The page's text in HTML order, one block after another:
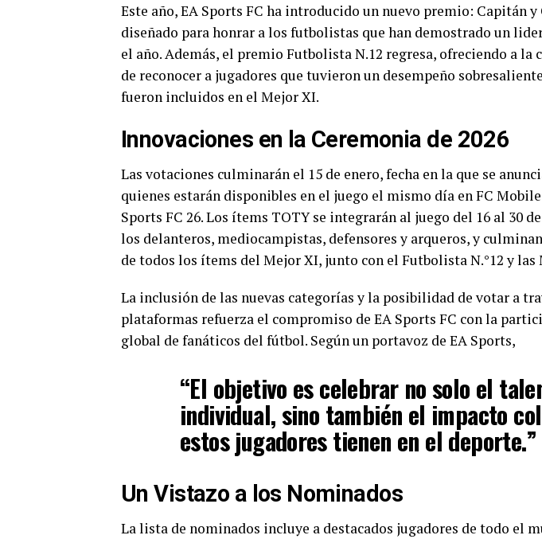
Este año, EA Sports FC ha introducido un nuevo premio: Capitán
diseñado para honrar a los futbolistas que han demostrado un
el año. Además, el premio Futbolista N.12 regresa, ofreciendo a
de reconocer a jugadores que tuvieron un desempeño
fueron incluidos en el Mejor XI.
Innovaciones en la Ceremonia de 2026
Las votaciones culminarán el 15 de enero, fecha en la que se
quienes estarán disponibles en el juego el mismo día en FC Mobile
Sports FC 26. Los ítems TOTY se integrarán al juego del 16 al 30
los delanteros, mediocampistas, defensores y arqueros, y
de todos los ítems del Mejor XI, junto con el Futbolista N.°12 y las
La inclusión de las nuevas categorías y la posibilidad de votar a
plataformas refuerza el compromiso de EA Sports FC con la
global de fanáticos del fútbol. Según un portavoz de EA Sports,
“El objetivo es celebrar no solo el
individual, sino también el impacto
estos jugadores tienen en el deporte.”
Un Vistazo a los Nominados
La lista de nominados incluye a destacados jugadores de todo el